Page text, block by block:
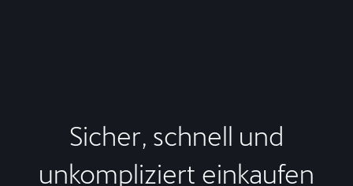
Sicher, schnell und
unkompliziert einkaufen